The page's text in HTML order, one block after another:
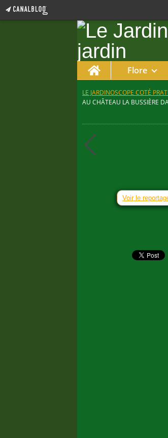
Home Flore
LE JARDINOSCOPE COTÉ
AU CHÂTEAU LA BUSSIÈRE
Voir le